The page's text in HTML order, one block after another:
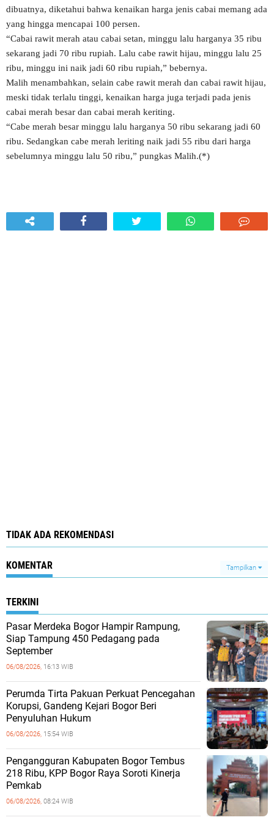
dibuatnya, diketahui bahwa kenaikan harga jenis cabai memang ada
yang hingga mencapai 100 persen.
“Cabai rawit merah atau cabai setan, minggu lalu harganya 35 ribu
sekarang jadi 70 ribu rupiah. Lalu cabe rawit hijau, minggu lalu 25
ribu, minggu ini naik jadi 60 ribu rupiah,” bebernya.
Malih menambahkan, selain cabe rawit merah dan cabai rawit hijau,
meski tidak terlalu tinggi, kenaikan harga juga terjadi pada jenis
cabai merah besar dan cabai merah keriting.
“Cabe merah besar minggu lalu harganya 50 ribu sekarang jadi 60
ribu. Sedangkan cabe merah leriting naik jadi 55 ribu dari harga
sebelumnya minggu lalu 50 ribu,” pungkas Malih.(*)
TIDAK ADA REKOMENDASI
KOMENTAR Tampilkan
TERKINI
Pasar Merdeka Bogor Hampir Rampung,
Siap Tampung 450 Pedagang pada
September
06/08/2026, 16:13 WIB
Perumda Tirta Pakuan Perkuat Pencegahan
Korupsi, Gandeng Kejari Bogor Beri
Penyuluhan Hukum
06/08/2026, 15:54 WIB
Pengangguran Kabupaten Bogor Tembus
218 Ribu, KPP Bogor Raya Soroti Kinerja
Pemkab
06/08/2026, 08:24 WIB